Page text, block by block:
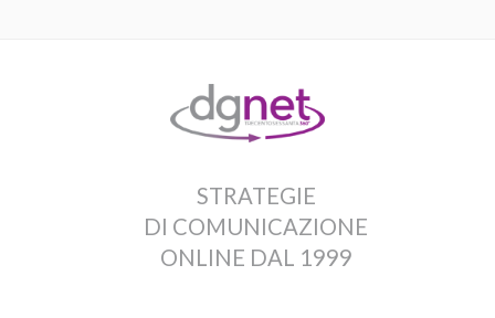
STRATEGIE
DI COMUNICAZIONE
ONLINE DAL 1999